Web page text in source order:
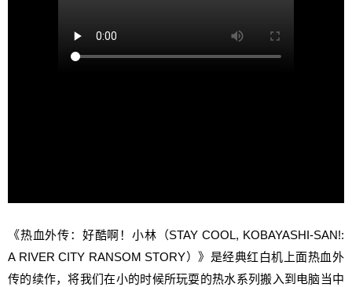
《热血外传：好酷啊！小林（STAY COOL, KOBAYASHI-SAN!:
A RIVER CITY RANSOM STORY）》是经典红白机上面热血外
传的续作，将我们在小的时候所玩耍的热水系列搬入到电脑当中